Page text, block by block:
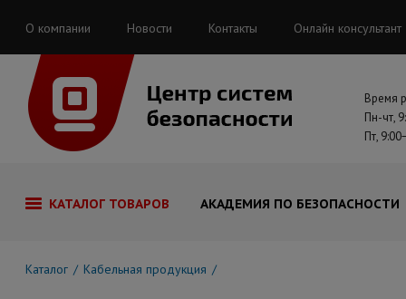
О компании Новости Контакты Онлайн консультант
Время
Пн-чт,
Пт,
КАТАЛОГ ТОВАРОВ АКАДЕМИЯ ПО БЕЗОПАСНОСТИ
Каталог Кабельная продукция